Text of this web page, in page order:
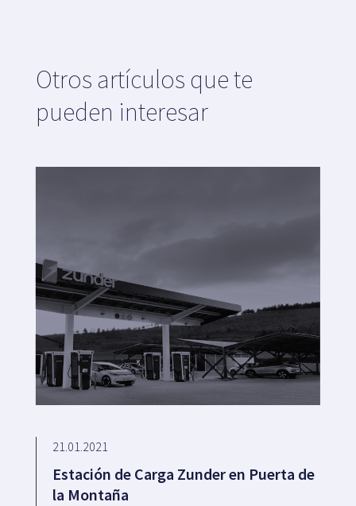
Otros artículos que te
pueden interesar
21.01.2021
Estación de Carga Zunder en Puerta de
la Montaña